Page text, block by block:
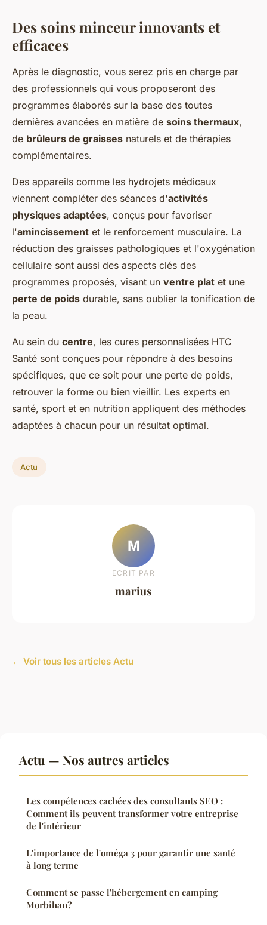
Des soins minceur innovants et
efficaces
Après le diagnostic, vous serez pris en charge par
des professionnels qui vous proposeront des
programmes élaborés sur la base des toutes
dernières avancées en matière de soins thermaux,
de brûleurs de graisses naturels et de thérapies
complémentaires.
Des appareils comme les hydrojets médicaux
viennent compléter des séances d'activités
physiques adaptées, conçus pour favoriser
l'amincissement et le renforcement musculaire. La
réduction des graisses pathologiques et l'oxygénation
cellulaire sont aussi des aspects clés des
programmes proposés, visant un ventre plat et une
perte de poids durable, sans oublier la tonification de
la peau.
Au sein du centre, les cures personnalisées HTC
Santé sont conçues pour répondre à des besoins
spécifiques, que ce soit pour une perte de poids,
retrouver la forme ou bien vieillir. Les experts en
santé, sport et en nutrition appliquent des méthodes
adaptées à chacun pour un résultat optimal.
Actu
M
ECRIT PAR
marius
← Voir tous les articles Actu
Actu — Nos autres articles
Les compétences cachées des consultants SEO :
Comment ils peuvent transformer votre entreprise
de l'intérieur
L'importance de l'oméga 3 pour garantir une santé
à long terme
Comment se passe l'hébergement en camping
Morbihan?